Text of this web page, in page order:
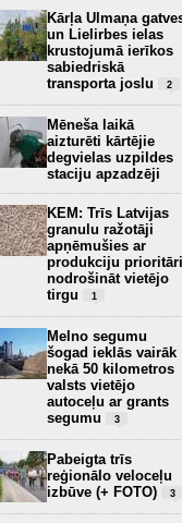
Kārļa Ulmaņa
un Lielirbes ielas
krustojumā ierīkos
sabiedriskā
transporta joslu
2
Mēneša laikā
aizturēti kārtējie
degvielas uzpildes
staciju apzadzēji
KEM: Trīs Latvijas
granulu ražotāji
apņēmušies ar
produkciju prioritāri
nodrošināt vietējo
tirgu
1
Melno segumu
šogad ieklās vairāk
nekā 50 kilometros
valsts vietējo
autoceļu ar grants
segumu
3
Pabeigta trīs
reģionālo veloceļu
izbūve (+ FOTO)
3